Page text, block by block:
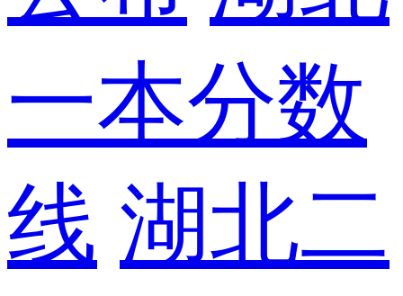
一本分数
线 湖北二